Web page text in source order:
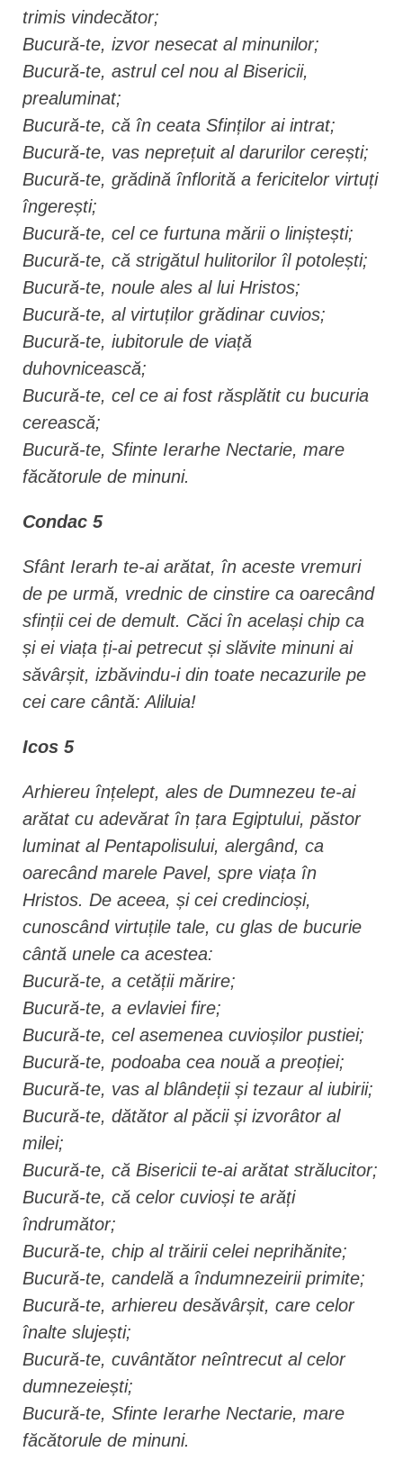
trimis vindecător;
Bucură-te, izvor nesecat al minunilor;
Bucură-te, astrul cel nou al Bisericii,
prealuminat;
Bucură-te, că în ceata Sfinților ai intrat;
Bucură-te, vas neprețuit al darurilor cerești;
Bucură-te, grădină înflorită a fericitelor virtuți
îngerești;
Bucură-te, cel ce furtuna mării o liniștești;
Bucură-te, că strigătul hulitorilor îl potolești;
Bucură-te, noule ales al lui Hristos;
Bucură-te, al virtuților grădinar cuvios;
Bucură-te, iubitorule de viață
duhovnicească;
Bucură-te, cel ce ai fost răsplătit cu bucuria
cerească;
Bucură-te, Sfinte Ierarhe Nectarie, mare
făcătorule de minuni.
Condac 5
Sfânt Ierarh te-ai arătat, în aceste vremuri
de pe urmă, vrednic de cinstire ca oarecând
sfinții cei de demult. Căci în același chip ca
și ei viața ți-ai petrecut și slăvite minuni ai
săvârșit, izbăvindu-i din toate necazurile pe
cei care cântă: Aliluia!
Icos 5
Arhiereu înțelept, ales de Dumnezeu te-ai
arătat cu adevărat în țara Egiptului, păstor
luminat al Pentapolisului, aler­gând, ca
oarecând marele Pavel, spre viața în
Hristos. De aceea, și cei credincioși,
cunoscând virtuțile tale, cu glas de bucurie
cântă unele ca acestea:
Bucură-te, a cetății mărire;
Bucură-te, a evlaviei fire;
Bucură-te, cel asemenea cuvioșilor pustiei;
Bucură-te, podoaba cea nouă a preoției;
Bucură-te, vas al blândeții și tezaur al iubirii;
Bucură-te, dătător al păcii și izvorâtor al
milei;
Bucură-te, că Bisericii te-ai arătat strălucitor;
Bucură-te, că celor cuvioși te arăți
îndrumător;
Bucură-te, chip al trăirii celei neprihănite;
Bucură-te, candelă a îndumnezeirii primite;
Bucură-te, arhiereu desăvârșit, care celor
înalte slujești;
Bucură-te, cuvântător neîntrecut al celor
dumnezeiești;
Bucură-te, Sfinte Ierarhe Nectarie, mare
făcătorule de minuni.